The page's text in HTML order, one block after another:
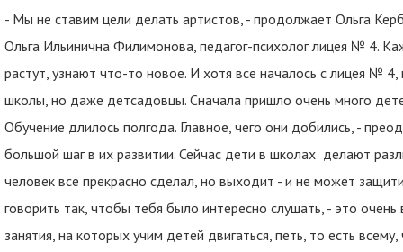
- Мы не ставим цели делать артистов, - продолжает Ольга
Ольга Ильинична Филимонова, педагог-психолог лицея № 4.
растут, узнают что-то новое. И хотя все началось с лицея №
школы, но даже детсадовцы. Сначала пришло очень много
Обучение длилось полгода. Главное, чего они добились, -
большой шаг в их развитии. Сейчас дети в школах делают
человек все прекрасно сделал, но выходит - и не может
говорить так, чтобы тебя было интересно слушать, - это
занятия, на которых учим детей двигаться, петь, то есть